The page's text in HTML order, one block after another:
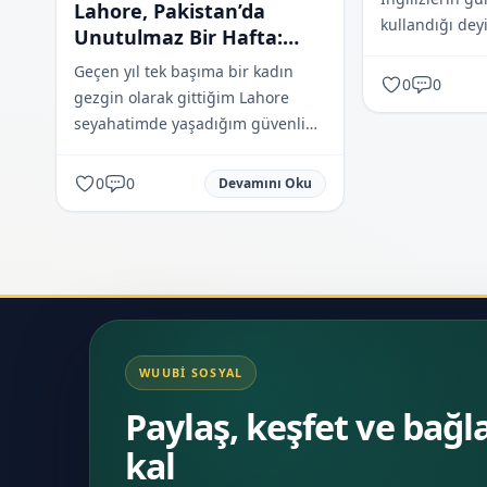
Lahore, Pakistan’da
Unutulmaz Bir Hafta:
Renkli Anlar ve Sıcak
İnsanlar
Geçen yıl tek başıma bir kadın
gezgin olarak gittiğim Lahore
seyahatimde yaşadığım güvenli
getirdim.
0 0 Devamını Oku
kullandığı
0
0
WUUBI SOSYAL
Paylaş, keşfet ve
kal